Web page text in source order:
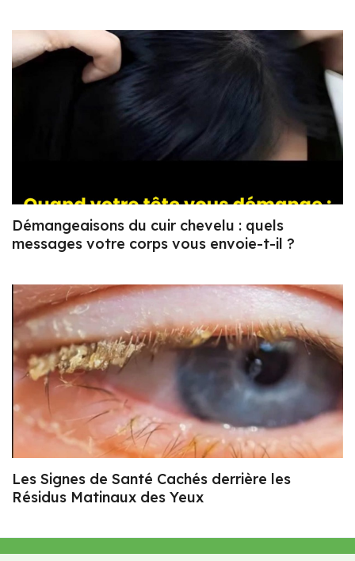
Démangeaisons du cuir chevelu : quels
messages votre corps vous envoie-t-il ?
Les Signes de Santé Cachés derrière les
Résidus Matinaux des Yeux